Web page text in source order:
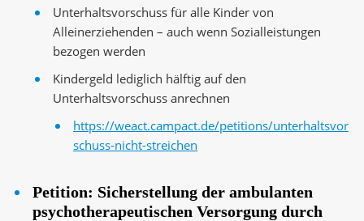
Unterhaltsvorschuss für alle Kinder von
Alleinerziehenden – auch wenn Sozialleistungen
bezogen werden
Kindergeld lediglich hälftig auf den
Unterhaltsvorschuss anrechnen
https://weact.campact.de/petitions/unterhaltsvor
schuss-nicht-streichen
Petition: Sicherstellung der ambulanten
psychotherapeutischen Versorgung durch